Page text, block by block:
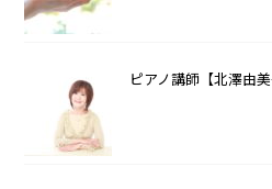
ピアノ講師【北澤由